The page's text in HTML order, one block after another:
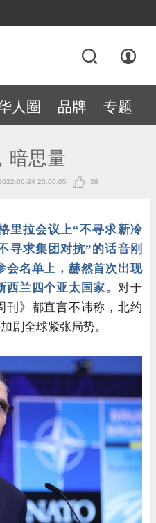
人圈 品牌 专题
暗思量
06-24 20:00:05 38
里拉会议上“不寻求新冷
寻求集团对抗”的话音刚
会名单上，赫然首次出现
兰四个亚太国家。 对于
刊》都直言不讳称，北约
剧全球紧张局势。